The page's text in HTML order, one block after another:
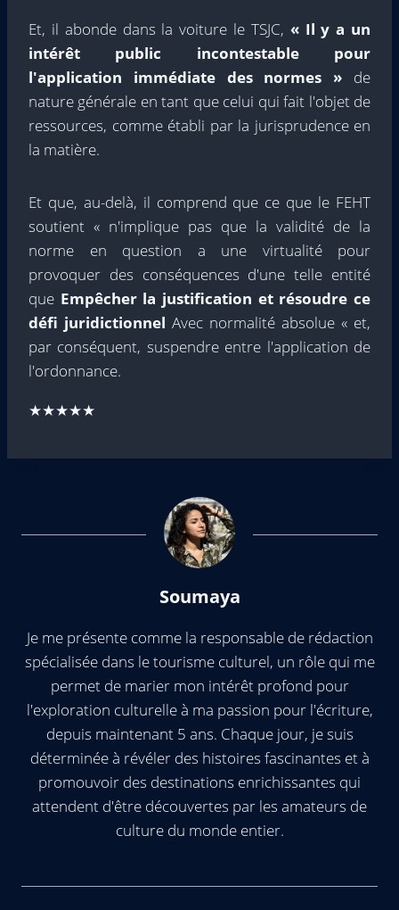
Et, il abonde dans la voiture le TSJC, « Il y a un
intérêt public incontestable pour
l'application immédiate des normes » de
nature générale en tant que celui qui fait l'objet de
ressources, comme établi par la jurisprudence en
la matière.
Et que, au-delà, il comprend que ce que le FEHT
soutient « n'implique pas que la validité de la
norme en question a une virtualité pour
provoquer des conséquences d'une telle entité
que Empêcher la justification et résoudre ce
défi juridictionnel Avec normalité absolue « et,
par conséquent, suspendre entre l'application de
l'ordonnance.
★★★★★
Soumaya
Je me présente comme la responsable de rédaction
spécialisée dans le tourisme culturel, un rôle qui me
permet de marier mon intérêt profond pour
l'exploration culturelle à ma passion pour l'écriture,
depuis maintenant 5 ans. Chaque jour, je suis
déterminée à révéler des histoires fascinantes et à
promouvoir des destinations enrichissantes qui
attendent d'être découvertes par les amateurs de
culture du monde entier.